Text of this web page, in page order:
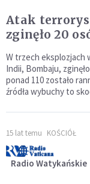
Atak
zginęło 20
W trzech eksplozjach
Indii, Bombaju,
ponad 110 zostało
źródła wybuchy to
15 lat temu KOŚCIÓŁ
Radio Watykańskie